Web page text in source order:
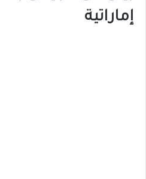
إماراتية